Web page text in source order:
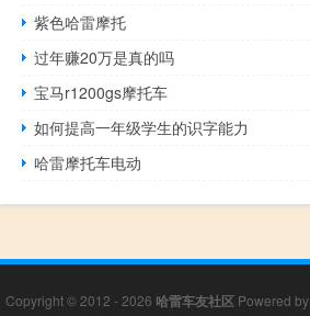
紫色哈雷摩托
过年赚20万是真的吗
宝马r1200gs摩托车
如何提高一年级学生的识字能力
哈雷摩托车电动
Copyright © 2012 - 2026 哈雷车友社区Powered by